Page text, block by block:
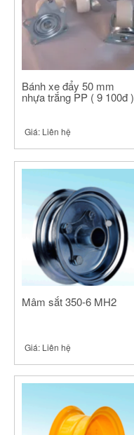
Bánh xe đẩy 50 mm
nhựa trắng PP ( 9 100đ )
Giá: Liên hệ
Mâm sắt 350-6 MH2
Giá: Liên hệ